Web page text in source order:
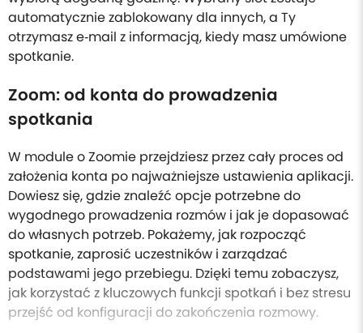
automatycznie zablokowany dla innych, a Ty
otrzymasz e‑mail z informacją, kiedy masz umówione
spotkanie.
Zoom: od konta do prowadzenia
spotkania
W module o Zoomie przejdziesz przez cały proces od
założenia konta po najważniejsze ustawienia aplikacji.
Dowiesz się, gdzie znaleźć opcje potrzebne do
wygodnego prowadzenia rozmów i jak je dopasować
do własnych potrzeb. Pokażemy, jak rozpocząć
spotkanie, zaprosić uczestników i zarządzać
podstawami jego przebiegu. Dzięki temu zobaczysz,
jak korzystać z kluczowych funkcji spotkań i bez stresu
przejść od konfiguracji do zakończenia rozmowy.